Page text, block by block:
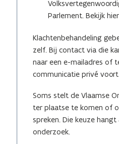
i
l
p
p
i
a
t
i
e
m
a
l
a
p
p
i
c
a
Parlement. Bekijk
Klachtenbehandeling
zelf. Bij contact via die
naar een e-mailadres of
communicatie privé
Soms stelt de Vlaamse
ter plaatse te komen of
spreken. Die keuze
onderzoek.